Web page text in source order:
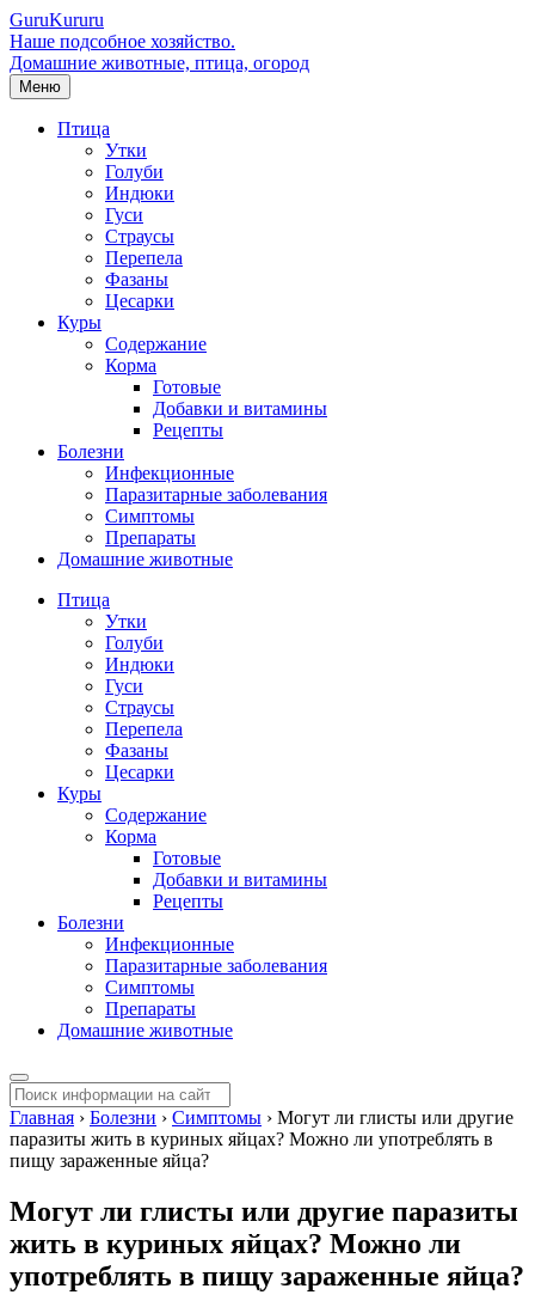
GuruKururu
Наше подсобное хозяйство.
Домашние животные, птица, огород
Меню
Птица
Утки
Голуби
Индюки
Гуси
Страусы
Перепела
Фазаны
Цесарки
Куры
Содержание
Корма
Готовые
Добавки и витамины
Рецепты
Болезни
Инфекционные
Паразитарные заболевания
Симптомы
Препараты
Домашние животные
Птица
Утки
Голуби
Индюки
Гуси
Страусы
Перепела
Фазаны
Цесарки
Куры
Содержание
Корма
Готовые
Добавки и витамины
Рецепты
Болезни
Инфекционные
Паразитарные заболевания
Симптомы
Препараты
Домашние животные
Главная › Болезни › Симптомы › Могут ли глисты или другие
паразиты жить в куриных яйцах? Можно ли употреблять в
пищу зараженные яйца?
Могут ли глисты или другие паразиты
жить в куриных яйцах? Можно ли
употреблять в пищу зараженные яйца?